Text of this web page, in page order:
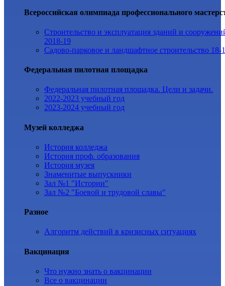
Всероссийская олимпиада профессионального
Строительство и эксплуатация зданий и
2018-19
Садово-парковое и ландшафтное строительство 18-
Федеральная пилотная площадка
Федеральная пилотная площадка. Цели и задачи.
2022-2023 учебный год
2023-2024 учебный год
Музей колледжа
История колледжа
История проф. образования
История музея
Знаменитые выпускники
Зал №1 "Истории"
Зал №2 "Боевой и трудовой славы"
Разное
Алгоритм действий в кризисных ситуациях
Вакцинация
Что нужно знать о вакцинации
Все о вакцинации